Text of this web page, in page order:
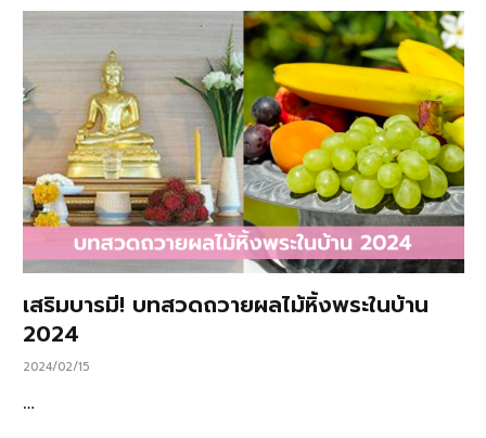
เสริมบารมี! บทสวดถวายผลไม้หิ้งพระในบ้าน
2024
2024/02/15
…